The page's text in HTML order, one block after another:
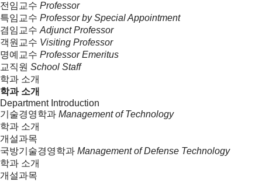
전임교수 Professor
특임교수 Professor by Special Appointment
겸임교수 Adjunct Professor
객원교수 Visiting Professor
명예교수 Professor Emeritus
교직원 School Staff
학과 소개
학과 소개
Department Introduction
기술경영학과 Management of Technology
학과 소개
개설과목
국방기술경영학과 Management of Defense Technology
학과 소개
개설과목